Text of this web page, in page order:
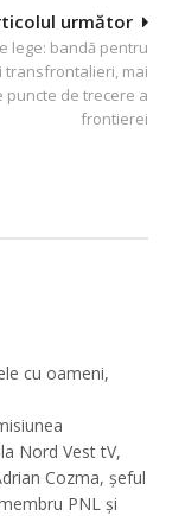
următor
lege: bandă pentru
transfrontalieri, mai
puncte de trecere a
frontierei
cu oameni,
Nord Vest tV,
Cozma, şeful
PNL şi